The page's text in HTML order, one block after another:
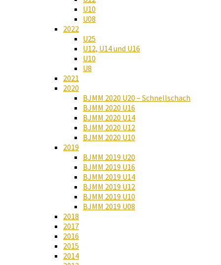
U10
U08
2022
U25
U12, U14 und U16
U10
U8
2021
2020
BJMM 2020 U20 – Schnellschach
BJMM 2020 U16
BJMM 2020 U14
BJMM 2020 U12
BJMM 2020 U10
2019
BJMM 2019 U20
BJMM 2019 U16
BJMM 2019 U14
BJMM 2019 U12
BJMM 2019 U10
BJMM 2019 U08
2018
2017
2016
2015
2014